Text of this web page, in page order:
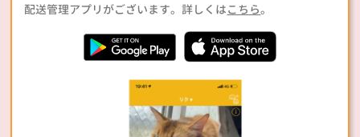
配送管理アプリがございます。詳しくはこちら。